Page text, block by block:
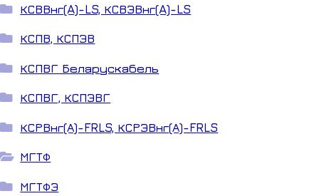
КСВВнг(A)-LS, КСВЭВнг(A)-LS
КСПВ, КСПЭВ
КСПВГ Беларускабель
КСПВГ, КСПЭВГ
КСРВнг(А)-FRLS, КСРЭВнг(А)-FRLS
МГТФ
МГТФЭ